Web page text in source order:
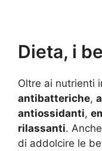
Dieta, i
Oltre ai nutrienti
antibatteriche,
antiossidanti,
rilassanti.
di addolcire le